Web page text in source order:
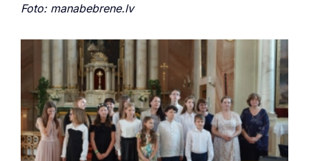
Foto: manabebrene.lv